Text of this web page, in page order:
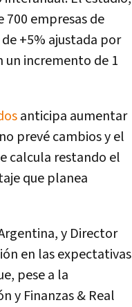
empresas de
+5% ajustada por
un incremento de 1
anticipa aumentar
prevé cambios y el
calcula restando el
que planea
y Director
en las expectativas
pese a la
y Finanzas & Real